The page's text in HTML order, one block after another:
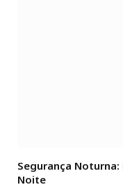
Segurança
Noite